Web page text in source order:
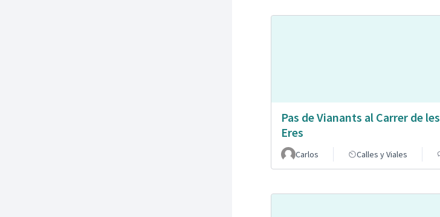
Pas de Vianants al Carrer de les
Eres
Carlos Calles y Viales